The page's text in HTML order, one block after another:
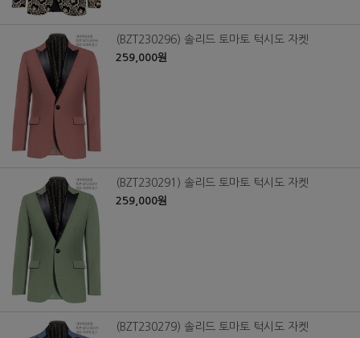
(BZT230296) 솔리드 토마토 턱시도 자켓
259,000원
(BZT230291) 솔리드 토마토 턱시도 자켓
259,000원
(BZT230279) 솔리드 토마토 턱시도 자켓